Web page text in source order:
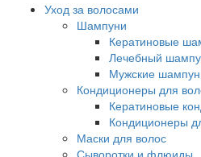
Уход за волосами
Шампуни
Кератиновые
Лечебный
Мужские
Кондиционеры для
Кератиновые
Кондиционеры
Маски для волос
Сыворотки и флюиды